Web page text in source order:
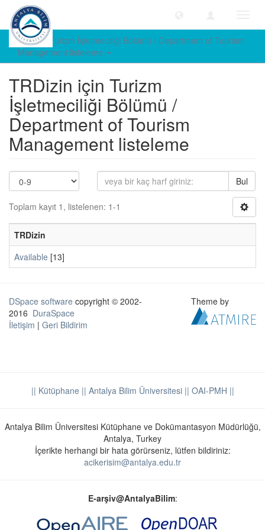
TRDizin Turizm İşletmeciliği Bölümü / Department of Tourism
Management listeleme
TRDizin için Turizm
İşletmeciliği Bölümü /
Department of Tourism
Management listeleme
Bul
Toplam kayıt 1, listelenen: 1-1
TRDizin
Available [13]
DSpace software copyright © 2002-
2016 DuraSpace
İletişim | Geri Bildirim
Theme by
|| Kütüphane || Antalya Bilim Üniversitesi || OAI-PMH ||
Antalya Bilim Üniversitesi Kütüphane ve Dokümantasyon Müdürlüğü,
Antalya, Turkey
İçerikte herhangi bir hata görürseniz, lütfen bildiriniz:
acikerisim@antalya.edu.tr
E-arşiv@AntalyaBilim: